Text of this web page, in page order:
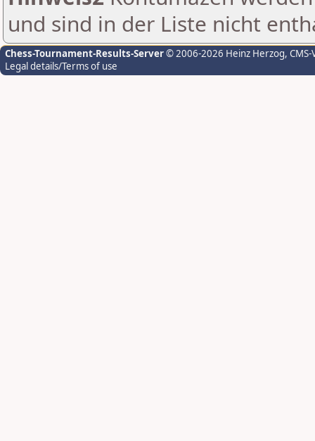
und sind in der Liste nicht
Chess-Tournament-Results-Server© 2006-2026 Heinz Herzog,
Legal details/Terms of use